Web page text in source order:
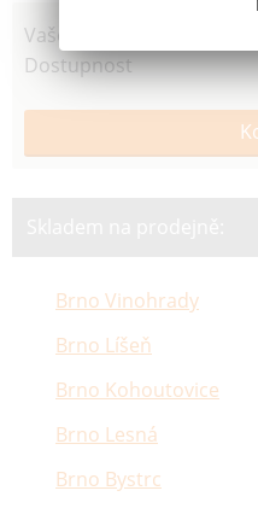
Vaše cena
Dostupnost
Brno Vinohrady
Brno Líšeň
Brno Kohoutovice
Brno Lesná
Brno Bystrc